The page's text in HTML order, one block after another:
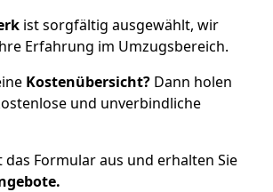
ist sorgfältig ausgewählt, wir
Erfahrung im Umzugsbereich.
Kostenübersicht? Dann holen
und unverbindliche
das Formular aus und erhalten Sie